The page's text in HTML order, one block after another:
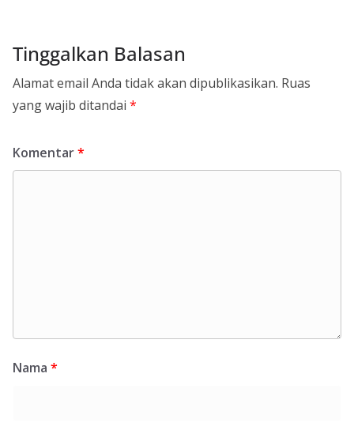
Tinggalkan Balasan
Alamat email Anda tidak akan dipublikasikan. Ruas
yang wajib ditandai *
Komentar*
Nama *